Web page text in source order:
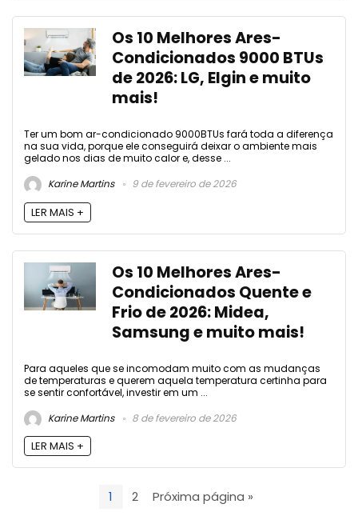
Os 10 Melhores Ares-
Condicionados 9000 BTUs
de 2026: LG, Elgin e muito
mais!
Ter um bom ar-condicionado 9000BTUs fará toda a diferença
na sua vida, porque ele conseguirá deixar o ambiente mais
gelado nos dias de muito calor e, desse ...
Karine Martins
9 de fevereiro de 2026
LER MAIS +
Os 10 Melhores Ares-
Condicionados Quente e
Frio de 2026: Midea,
Samsung e muito mais!
Para aqueles que se incomodam muito com as mudanças
de temperaturas e querem aquela temperatura certinha para
se sentir confortável, investir em um ...
Karine Martins
8 de fevereiro de 2026
LER MAIS +
1 2 Próxima página »